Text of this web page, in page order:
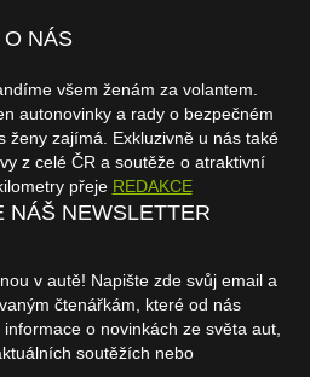
O NÁS
všem ženám za volantem.
autonovinky a rady o bezpečném
ženy zajímá. Exkluzivně u nás také
z celé ČR a soutěže o atraktivní
přeje REDAKCE
NÁŠ NEWSLETTER
v autě! Napište zde svůj email a
čtenářkám, které od nás
o novinkách ze světa aut,
soutěžích nebo